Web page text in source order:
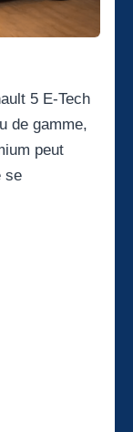
5 E-Tech
de gamme,
peut
se